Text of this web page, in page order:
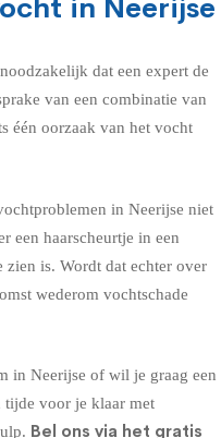
in Neerijse
dat een expert de
van een combinatie van
één oorzaak van het vocht
in Neerijse niet
een haarscheurtje in een
is. Wordt dat echter over
wederom vochtschade
in Neerijse of wil je graag een
tijde voor je klaar met
Bel ons via het gratis